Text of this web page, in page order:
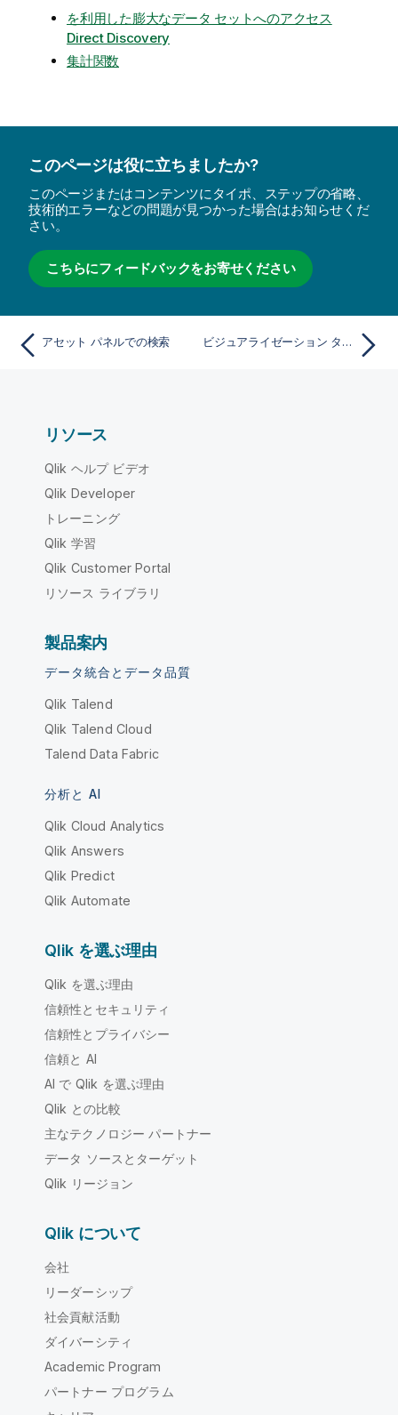
を利用した膨大なデータ セットへのアクセス
Direct Discovery
集計関数
このページは役に立ちましたか?
このページまたはコンテンツにタイポ、ステップの省略、
技術的エラーなどの問題が見つかった場合はお知らせくだ
さい。
こちらにフィードバックをお寄せください
アセット パネルでの検索 ビジュアライゼーション タイプを選択するためのベスト プラクティス
リソース
Qlik ヘルプ ビデオ
Qlik Developer
トレーニング
Qlik 学習
Qlik Customer Portal
リソース ライブラリ
製品案内
データ統合とデータ品質
Qlik Talend
Qlik Talend Cloud
Talend Data Fabric
分析と AI
Qlik Cloud Analytics
Qlik Answers
Qlik Predict
Qlik Automate
Qlik を選ぶ理由
Qlik を選ぶ理由
信頼性とセキュリティ
信頼性とプライバシー
信頼と AI
AI で Qlik を選ぶ理由
Qlik との比較
主なテクノロジー パートナー
データ ソースとターゲット
Qlik リージョン
Qlik について
会社
リーダーシップ
社会貢献活動
ダイバーシティ
Academic Program
パートナー プログラム